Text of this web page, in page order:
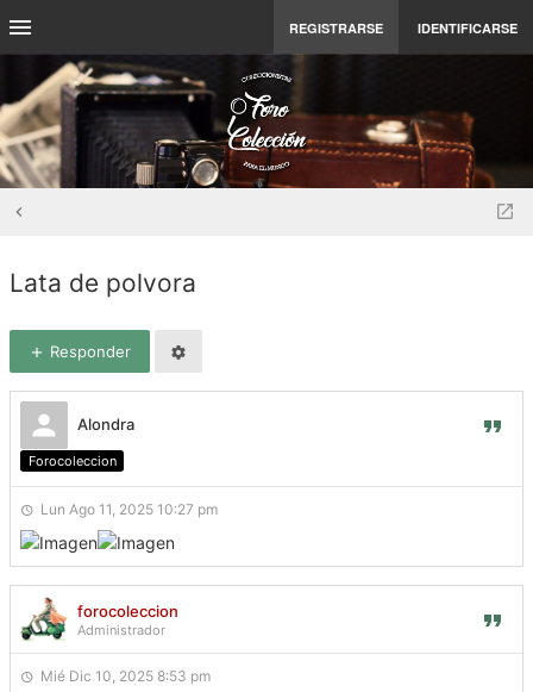
REGISTRARSE IDENTIFICARSE
Lata de polvora
Responder
Alondra
Forocoleccion
Lun Ago 11, 2025 10:27 pm
forocoleccion
Administrador
Mié Dic 10, 2025 8:53 pm